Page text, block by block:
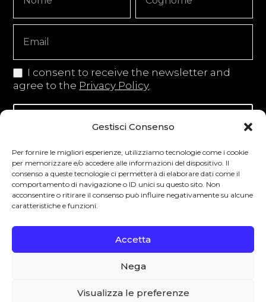
Gestisci Consenso
Per fornire le migliori esperienze, utilizziamo tecnologie come i cookie
per memorizzare e/o accedere alle informazioni del dispositivo. Il
consenso a queste tecnologie ci permetterà di elaborare dati come il
comportamento di navigazione o ID unici su questo sito. Non
acconsentire o ritirare il consenso può influire negativamente su alcune
caratteristiche e funzioni.
Accetta
Nega
Visualizza le preferenze
Signup
Copy
I consent to receive the newsletter and
agree to the Privacy Policy
Iscriviti alla newsletter
Degustibus invita al consumo responsabile.
La vendita di bevande alcoliche è vietata ai
Paese di residenza. L’abuso di alcol è
pericoloso per la salute.